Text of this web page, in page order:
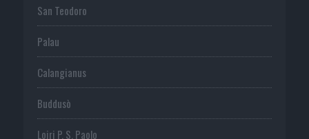
San Teodoro
Palau
Calangianus
Buddusò
Loiri P. S. Paolo